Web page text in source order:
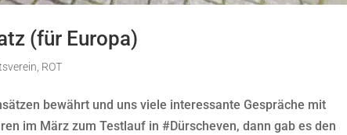
(für Europa)
, ROT
bewährt und uns viele interessante Gespräche mit
im März zum Testlauf in #Dürscheven, dann gab es den